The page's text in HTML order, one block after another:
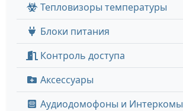
Тепловизоры температуры
Блоки питания
Контроль доступа
Аксессуары
Аудиодомофоны и Интеркомы